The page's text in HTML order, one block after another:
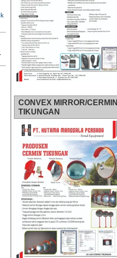
CONVEX MIRROR/CERMIN
TIKUNGAN